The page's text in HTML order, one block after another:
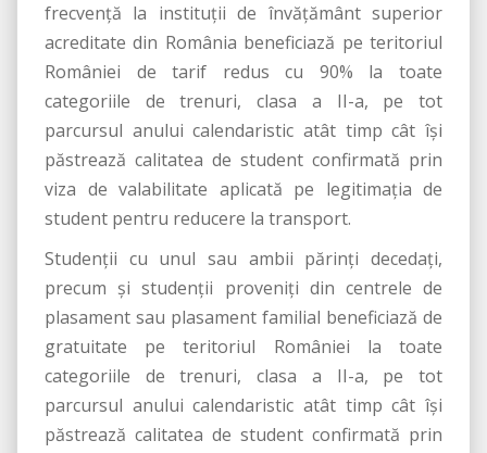
frecvență la instituții de învățământ superior
acreditate din România beneficiază pe teritoriul
României de tarif redus cu 90% la toate
categoriile de trenuri, clasa a II-a, pe tot
parcursul anului calendaristic atât timp cât își
păstrează calitatea de student confirmată prin
viza de valabilitate aplicată pe legitimația de
student pentru reducere la transport.
Studenții cu unul sau ambii părinți decedați,
precum și studenții proveniți din centrele de
plasament sau plasament familial beneficiază de
gratuitate pe teritoriul României la toate
categoriile de trenuri, clasa a II-a, pe tot
parcursul anului calendaristic atât timp cât își
păstrează calitatea de student confirmată prin